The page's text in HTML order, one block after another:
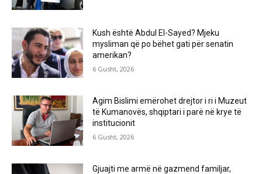
Kush është Abdul El-Sayed? Mjeku
mysliman që po bëhet gati për senatin
amerikan?
6 Gusht, 2026
Agim Bislimi emërohet drejtor i ri i Muzeut
të Kumanovës, shqiptari i parë në krye të
institucionit
6 Gusht, 2026
Gjuajti me armë në gazmend familjar,